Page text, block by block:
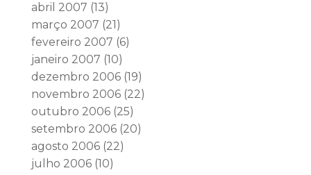
abril 2007 (13)
março 2007 (21)
fevereiro 2007 (6)
janeiro 2007 (10)
dezembro 2006(19)
novembro 2006(22)
outubro 2006(25)
setembro 2006(20)
agosto 2006(22)
julho 2006(10)